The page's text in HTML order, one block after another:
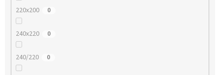
220x200 0
240x220 0
240/220 0